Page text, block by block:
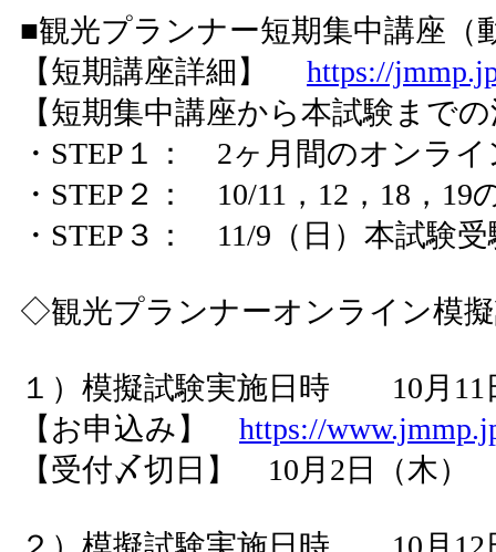
■観光プランナー短期集中講座（
【短期講座詳細】 https://
【短期集中講座から本試験まで
・STEP１： 2ヶ月間のオンライ
・STEP２： 10/11，12，18，
・STEP３： 11/9（日）本試験受
◇観光プランナーオンライン模
１）模擬試験実施日時 10月11
【お申込み】 https://
【受付〆切日】 10月2日（木）